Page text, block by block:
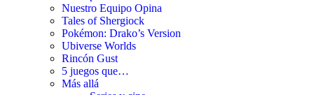
Nuestro Equipo Opina
Tales of Shergiock
Pokémon: Drako’s Version
Ubiverse Worlds
Rincón Gust
5 juegos que…
Más allá